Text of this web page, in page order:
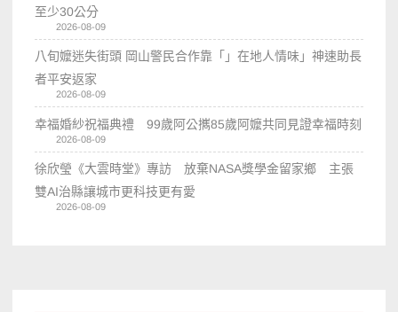
至少30公分
2026-08-09
八旬嬤迷失街頭 岡山警民合作靠「」在地人情味」神速助長
者平安返家
2026-08-09
幸福婚紗祝福典禮 99歲阿公𢹂85歲阿嬤共同見證幸福時刻
2026-08-09
徐欣瑩《大雲時堂》專訪 放棄NASA獎學金留家鄉 主張
雙AI治縣讓城市更科技更有愛
2026-08-09